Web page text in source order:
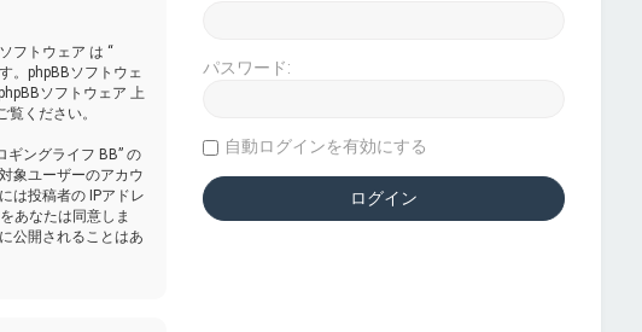
フトウェア は “
。phpBBソフトウェ
ソフトウェア 上
覧ください。
ングライフ BB” の
象ユーザーのアカウ
は投稿者の IPアドレ
あなたは同意しま
公開されることはあ
パスワード:
自動ログインを有効にする